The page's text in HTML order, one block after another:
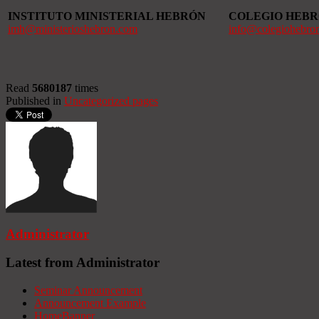
INSTITUTO MINISTERIAL HEBRÓN
imh@ministerioshebron.com
COLEGIO
Read 5680187 times
Published in Uncategorized pages
Administrator
Latest from Administrator
Seminar Announcement
Announcement Example
HomeBanner